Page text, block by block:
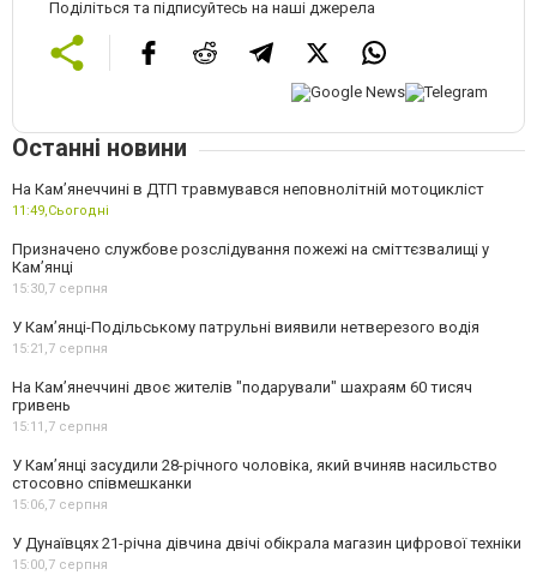
Поділіться та підписуйтесь на наші джерела
Останні новини
На Кам’янеччині в ДТП травмувався неповнолітній мотоцикліст
11:49,Сьогодні
Призначено службове розслідування пожежі на сміттєзвалищі у
Кам’янці
15:30,7 серпня
У Кам’янці-Подільському патрульні виявили нетверезого водія
15:21,7 серпня
На Камʼянеччині двоє жителів "подарували" шахраям 60 тисяч
гривень
15:11,7 серпня
У Камʼянці засудили 28-річного чоловіка, який вчиняв насильство
стосовно співмешканки
15:06,7 серпня
У Дунаївцях 21-річна дівчина двічі обікрала магазин цифрової техніки
15:00,7 серпня